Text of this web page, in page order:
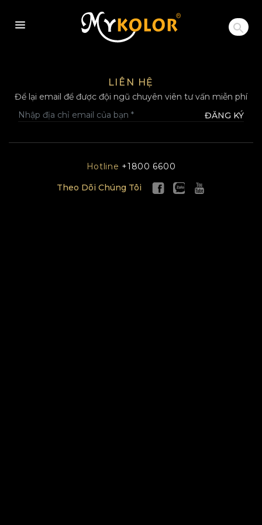
MYKOLOR
LIÊN HỆ
Để lại email để được đội ngũ chuyên viên tư vấn miễn phí
ĐĂNG KÝ
Hotline +1800 6600
Theo Dõi Chúng Tôi